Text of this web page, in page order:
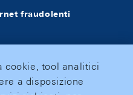
fraudolenti
cookie, tool analitici
a disposizione